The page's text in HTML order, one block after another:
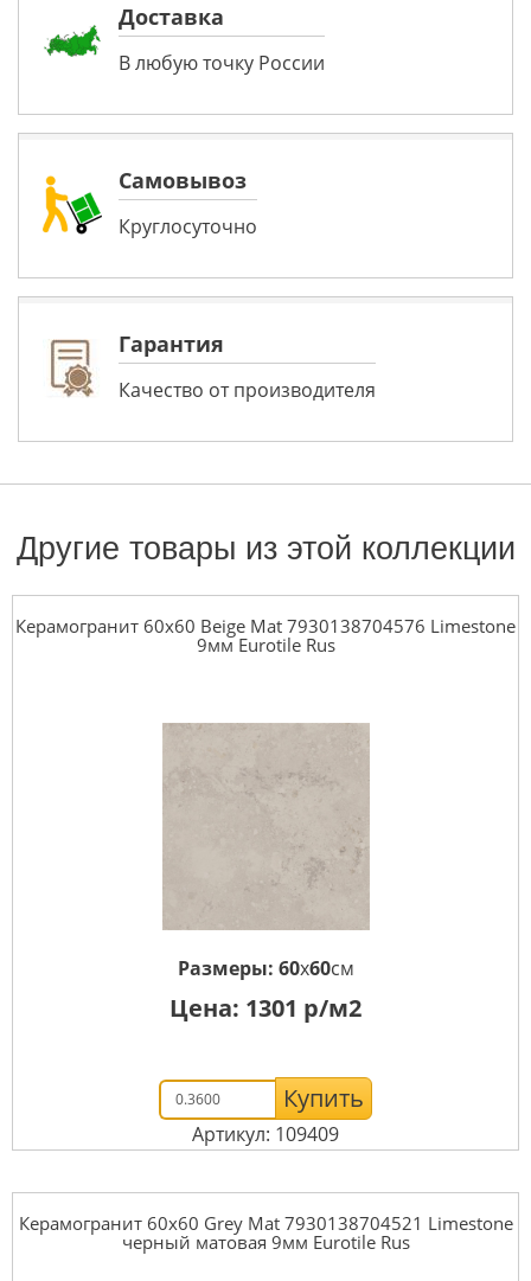
Доставка
В любую точку России
Самовывоз
Круглосуточно
Гарантия
Качество от производителя
Другие товары из этой коллекции
Керамогранит 60x60 Beige Mat 7930138704576 Limestone
9мм Eurotile Rus
Размеры: 60x60см
Цена: 1301 р/м2
Купить
Артикул: 109409
Керамогранит 60x60 Grey Mat 7930138704521 Limestone
черный матовая 9мм Eurotile Rus